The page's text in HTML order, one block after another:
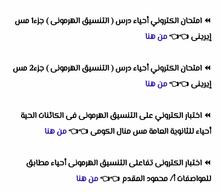
⏪
امتحان الكتروني أحياء درس ( التنسيق الهرمونى ) جزء1 مس
إيرينى👈
👈من هنا
⏪
امتحان الكتروني أحياء درس ( التنسيق الهرمونى ) جزء2 مس
إيرينى👈
👈من هنا
⏪ اختبار الكتروني على التنسيق الهرمونى فى الكائنات الحية
أحياء للثانوية العامة مس منال الكومى👈
👈من هنا
⏪ اختبار الكترونى تفاعلى التنسيق الهرمونى أحياء مطابق
للمواصفات أ/ محمود المقدم 👈
👈من هنا